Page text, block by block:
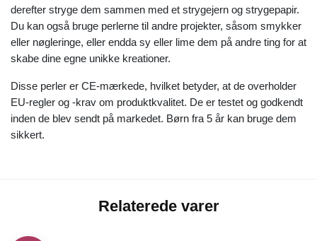
derefter stryge dem sammen med et strygejern og strygepapir.
Du kan også bruge perlerne til andre projekter, såsom smykker
eller nøgleringe, eller endda sy eller lime dem på andre ting for at
skabe dine egne unikke kreationer.
Disse perler er CE-mærkede, hvilket betyder, at de overholder
EU-regler og -krav om produktkvalitet. De er testet og godkendt
inden de blev sendt på markedet. Børn fra 5 år kan bruge dem
sikkert.
Relaterede varer